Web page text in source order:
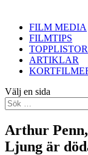
FILM MEDIA
FILMTIPS
TOPPLISTOR
ARTIKLAR
Välj en sida
Arthur
Ljung är